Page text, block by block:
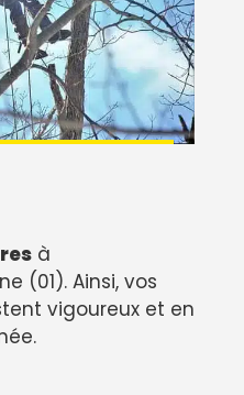
à
(01). Ainsi, vos
vigoureux et en